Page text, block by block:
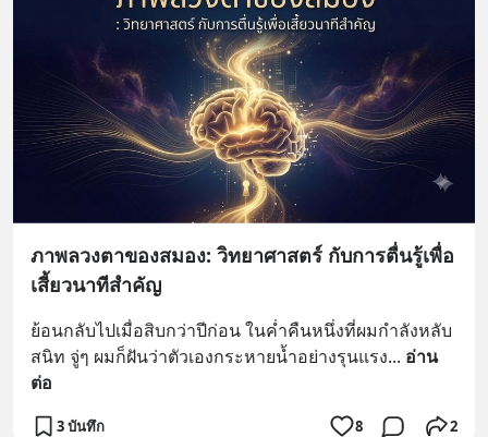
ภาพลวงตาของสมอง: วิทยาศาสตร์ กับการตื่นรู้เพื่อ
เสี้ยวนาทีสำคัญ
ย้อนกลับไปเมื่อสิบกว่าปีก่อน ในค่ำคืนหนึ่งที่ผมกำลังหลับ
สนิท จู่ๆ ผมก็ฝันว่าตัวเองกระหายน้ำอย่างรุนแรง... อ่าน
ต่อ
3 บันทึก 8 2